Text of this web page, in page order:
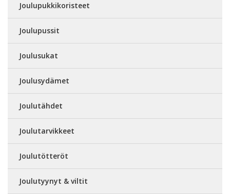
Joulupukkikoristeet
Joulupussit
Joulusukat
Joulusydämet
Joulutähdet
Joulutarvikkeet
Joulutötteröt
Joulutyynyt & viltit